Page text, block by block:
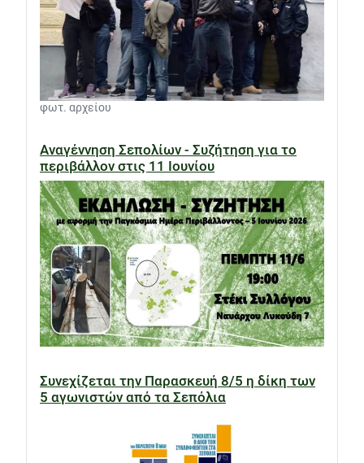
φωτ. αρχείου
Αναγέννηση Σεπολίων - Συζήτηση για το
περιβάλλον στις 11 Ιουνίου
Συνεχίζεται την Παρασκευή 8/5 η δίκη των
5 αγωνιστών από τα Σεπόλια